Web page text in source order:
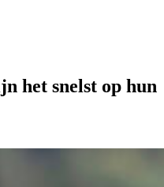
het snelst op hun